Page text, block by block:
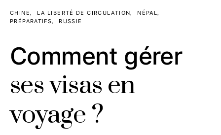
CHINE LA LIBERTÉ DE CIRCULATION
NÉPAL
PRÉPARATIFS
RUSSIE
Comment gérer
ses visas en
voyage ?